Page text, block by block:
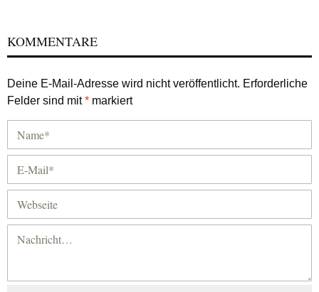
KOMMENTARE
Deine E-Mail-Adresse wird nicht veröffentlicht. Erforderliche
Felder sind mit* markiert